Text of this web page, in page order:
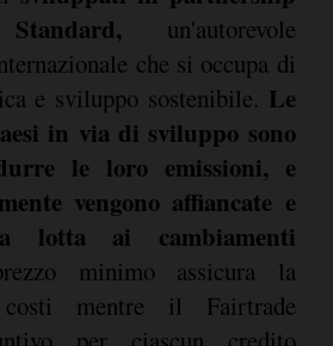
un'autorevole
che si occupa di
e sviluppo sostenibile. Le
in via di sviluppo sono
le loro emissioni, e
vengono affiancate e
lotta ai cambiamenti
minimo assicura la
mentre il Fairtrade